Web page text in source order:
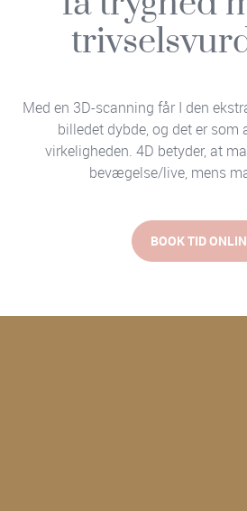
Med en 3D-scanning får I den
billedet dybde, og det er som
virkeligheden. 4D betyder, at
bevægelse/live, mens
BOOK TID